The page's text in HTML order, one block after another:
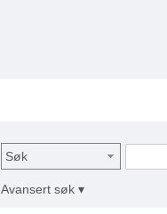
Søk
Avansert søk ▾